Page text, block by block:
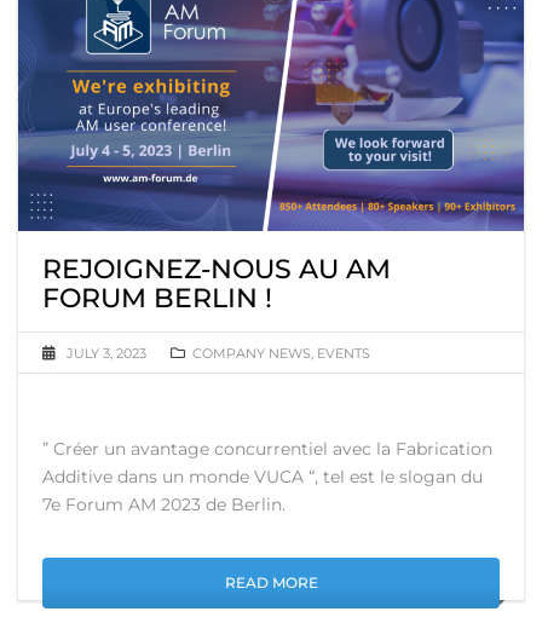
REJOIGNEZ-NOUS AU AM
FORUM BERLIN !
JULY 3, 2023 COMPANY NEWS, EVENTS
” Créer un avantage concurrentiel avec la Fabrication
Additive dans un monde VUCA “, tel est le slogan du
7e Forum AM 2023 de Berlin.
READ MORE